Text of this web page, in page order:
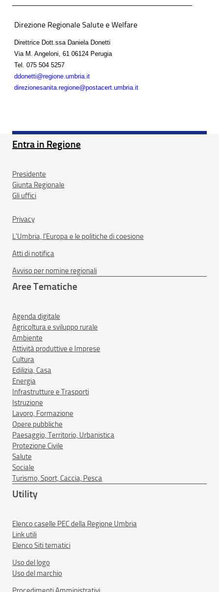
Direzione Regionale Salute e Welfare
Direttrice Dott.ssa Daniela Donetti
Via M. Angeloni, 61 06124 Perugia
Tel.
075 504 5257
ddonetti@regione.umbria.it
direzionesanita.regione@postacert.umbria.it
Entra in Regione
Presidente
Giunta Regionale
Gli uffici
Privacy
L'Umbria, l'Europa e le politiche di coesione
Atti di notifica
Avviso per nomine regionali
Aree Tematiche
Agenda digitale
Agricoltura e sviluppo rurale
Ambiente
Attività produttive e Imprese
Cultura
Edilizia, Casa
Energia
Infrastrutture e Trasporti
Istruzione
Lavoro, Formazione
Opere pubbliche
Paesaggio, Territorio, Urbanistica
Protezione Civile
Salute
Sociale
Turismo, Sport, Caccia, Pesca
Utility
Elenco caselle PEC della Regione Umbria
Link utili
Elenco Siti tematici
Uso del logo
Uso del marchio